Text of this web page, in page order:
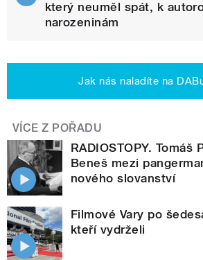
který neuměl spát, k
narozeninám
Jak nás naladíte na
VÍCE Z POŘADU
RADIOSTOPY. Tomáš
Beneš mezi
nového slovanství
Filmové Vary po
kteří vydrželi